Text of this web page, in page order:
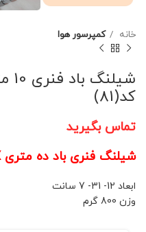
خانه کمپرسور هوا
کد(81)
تماس بگیرید
شیلنگ فنری باد ده متری VORTEX ورتکس کد(81)
ابعاد 12- 31- 7 سانت
وزن 800 گرم